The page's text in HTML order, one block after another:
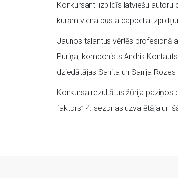
Konkursanti izpildīs latviešu
kurām viena būs a cappella
Jaunos talantus vērtēs
Puriņa, komponists Andris
dziedātājas Sanita un Sanija Rozes
Konkursa rezultātus žūrija paziņos
faktors” 4. sezonas uzvarētāja un